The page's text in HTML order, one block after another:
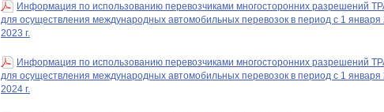
Информация по использованию перевозчиками многосторонних разрешений
для осуществления международных автомобильных перевозок в период с 1 января
2023 г.
Информация по использованию перевозчиками многосторонних разрешений
для осуществления международных автомобильных перевозок в период с 1 января
2024 г.